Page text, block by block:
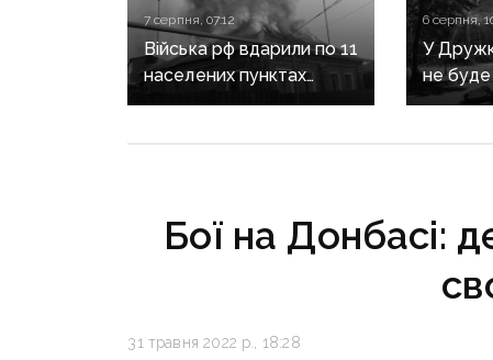
7 серпня, 07:12
Війська рф вдарили по 11
населених пунктах
Донеччини: одна людина
6 серпня,
У
не
Бої на Донбасі:
31 травня 2022 р., 18:28